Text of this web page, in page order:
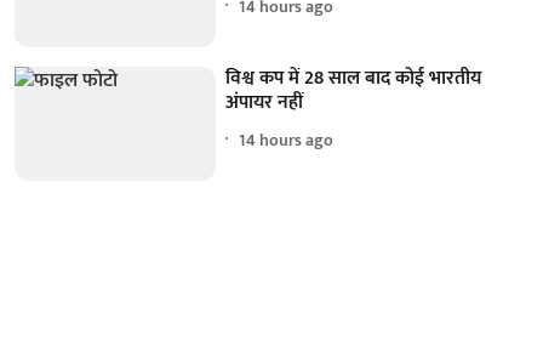
14 hours ago
विश्व कप में 28 साल बाद कोई भारतीय
अंपायर नहीं
14 hours ago